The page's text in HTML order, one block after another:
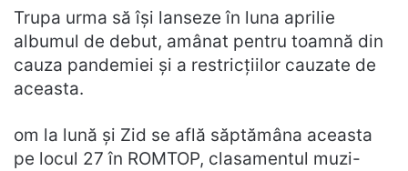
Trupa urma să își lanseze în luna aprilie
albumul de debut, amânat pentru toamnă din
cauza pandemiei și a restricțiilor cauzate de
aceasta.
om la lună și Zid se află săptămâna aceasta
pe locul 27 în ROMTOP, clasamentul muzi-